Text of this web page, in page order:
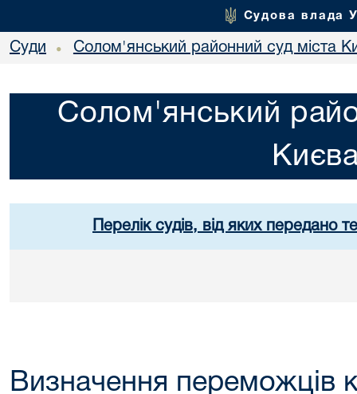
Судова влада
Суди • Солом'янський районний суд міста
Солом'янський
Перелік судів, від яких передано
Визначення переможців